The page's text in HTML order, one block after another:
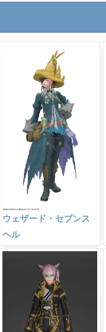
ウェザード・セブンス
ヘル